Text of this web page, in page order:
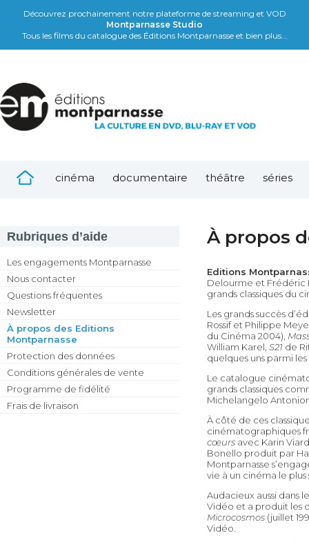
Découvrez prochainement notre plateforme de streaming et VOD
Montparnasse Studio
Tous les films du catalogue des Éditions Montparnasse et bien plus...
cinéma documentaire théâtre séries
Rubriques d’aide
Les engagements Montparnasse
Nous contacter
Questions fréquentes
Newsletter
À propos des Editions
Montparnasse
Protection des données
Conditions générales de vente
Programme de fidélité
Frais de livraison
À propos
Editions
Delourme et Frédéric
grands classiques du
Les grands succès
Rossif et Philippe
du Cinéma 2004),
William Karel, S21 de
quelques uns parmi
Le catalogue
grands classiques
Michelangelo
À côté de ces
cinématographiques
cœurs avec Karin
Bonello produit par
Montparnasse
vie à un cinéma le
Audacieux aussi dans
Vidéo et a produit les
Microcosmos (juillet
Vidéo.